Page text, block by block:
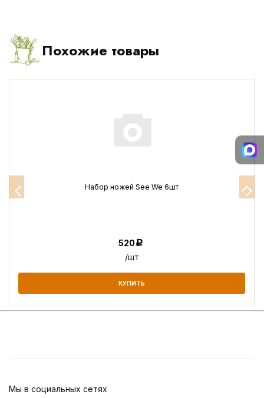
Похожие товары
Набор ножей See We 6шт
520Р
/шт
КУПИТЬ
Мы в социальных сетях